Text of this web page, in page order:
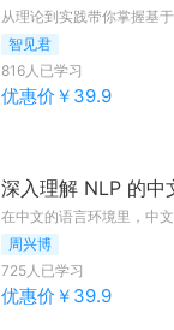
从理论到实践带你掌握基
智见君
816人已学习
优惠价￥ 39.9
深入理解 NLP 的中
周兴博
725人已学习
优惠价￥ 39.9